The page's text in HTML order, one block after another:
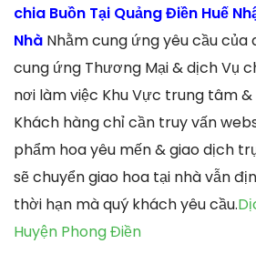
chia Buồn Tại Quảng Điền Huế
Nhà Nhằm cung ứng yêu cầu của
cung ứng Thương Mại & dịch Vụ
nơi làm việc Khu Vực trung tâm &
Khách hàng chỉ cần truy vấn
phẩm hoa yêu mến & giao dịch
sẽ chuyển giao hoa tại nhà vẫn
thời hạn mà quý khách yêu cầu.
Huyện Phong Điền